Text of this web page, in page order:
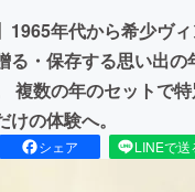
1965年代から希少ヴ
る・保存する思い出
複数の年のセットで
の体験へ。
シェア LINEで送